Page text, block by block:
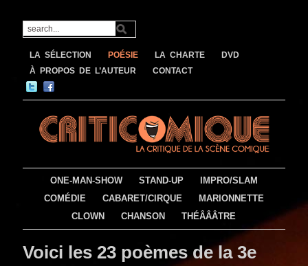
LA SÉLECTION POÉSIE LA CHARTE
DVD
À PROPOS DE L’AUTEUR
CONTACT
ONE-MAN-SHOW STAND-UP
IMPRO/SLAM
COMÉDIE
CABARET/CIRQUE
MARIONNETTE
CLOWN
CHANSON THÉÂÂÂTRE
Voici les 23 poèmes de la 3e